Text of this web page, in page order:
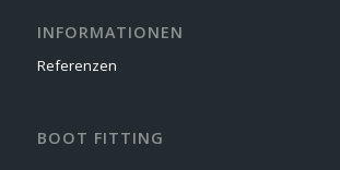
INFORMATIONEN
Referenzen
BOOT FITTING